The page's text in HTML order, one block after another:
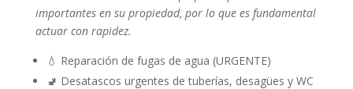
importantes en su propiedad, por lo que es fundamental
actuar con rapidez.
💧 Reparación de fugas de agua (URGENTE)
🚽 Desatascos urgentes de tuberías, desagües y WC